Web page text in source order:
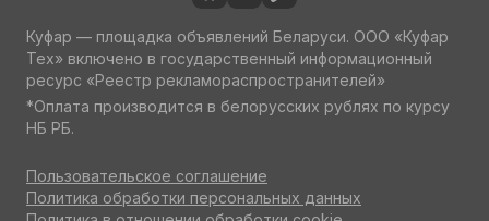
Куфар — площадка объявлений Беларуси. ООО «Куфар
Тех» включено в государственный информационный
ресурс «Реестр рекламораспространителей»
*Оплата производится в белорусских рублях по курсу
НБ РБ.
Пользовательское соглашение
Политика обработки персональных данных